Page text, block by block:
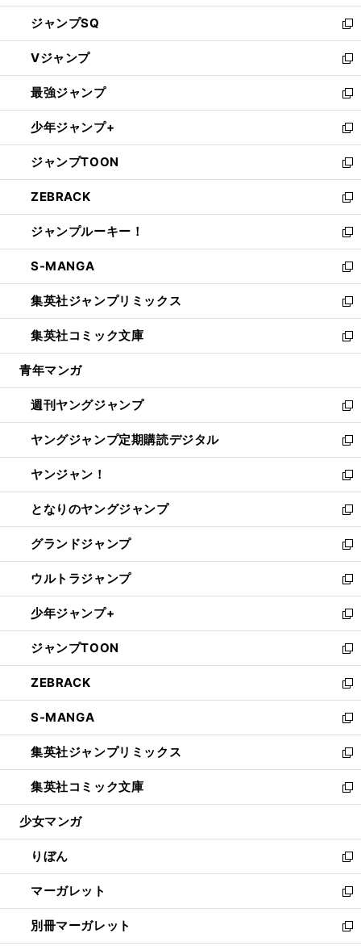
し
い
ウ
ィ
ン
ド
ウ
で
開
く
ジャンプSQ
新
し
い
ウ
ィ
ン
ド
ウ
で
開
く
Vジャンプ
新
し
い
ウ
ィ
ン
ド
ウ
で
開
く
最強ジャンプ
新
し
い
ウ
ィ
ン
ド
ウ
で
開
く
少年ジャンプ+
新
し
い
ウ
ィ
ン
ド
ウ
で
開
く
ジャンプTOON
新
し
い
ウ
ィ
ン
ド
ウ
で
開
く
ZEBRACK
新
し
い
ウ
ィ
ン
ド
ウ
で
開
ジャンプルーキー！
新
し
い
ウ
ィ
ン
ド
ウ
開
く
S-MANGA
新
し
い
ウ
ィ
ン
ウ
で
開
く
集英社ジャンプリミックス
新
し
い
ウ
ン
ド
ウ
で
開
く
集英社コミック文庫
新
し
ウ
ィ
ン
ド
ウ
で
開
く
青年マンガ
週刊ヤングジャンプ
新
し
い
ウ
ィ
ン
ド
ウ
で
開
く
ヤングジャンプ定期購読デジタル
新
し
い
ウ
ィ
ン
ド
ウ
で
開
く
ヤンジャン！
新
し
い
ウ
ィ
ン
ド
ウ
で
開
く
となりのヤングジャンプ
新
し
い
ウ
ィ
ン
ド
ウ
で
開
く
グランドジャンプ
新
し
い
ウ
ィ
ン
ド
ウ
で
開
く
ウルトラジャンプ
新
し
い
ウ
ィ
ン
ド
ウ
で
開
く
少年ジャンプ+
新
し
い
ウ
ィ
ン
ド
ウ
で
開
く
ジャンプTOON
新
し
い
ウ
ィ
ン
ド
ウ
で
開
ZEBRACK
新
し
い
ウ
ィ
ン
ド
ウ
開
く
S-MANGA
新
し
い
ウ
ィ
ン
ウ
で
開
く
集英社ジャンプリミックス
新
し
い
ウ
ン
ド
ウ
で
開
く
集英社コミック文庫
新
し
ウ
ィ
ン
ド
ウ
で
開
少女マンガ
りぼん
新
し
い
ウ
ィ
マーガレット
新
し
い
別冊マーガレット
新